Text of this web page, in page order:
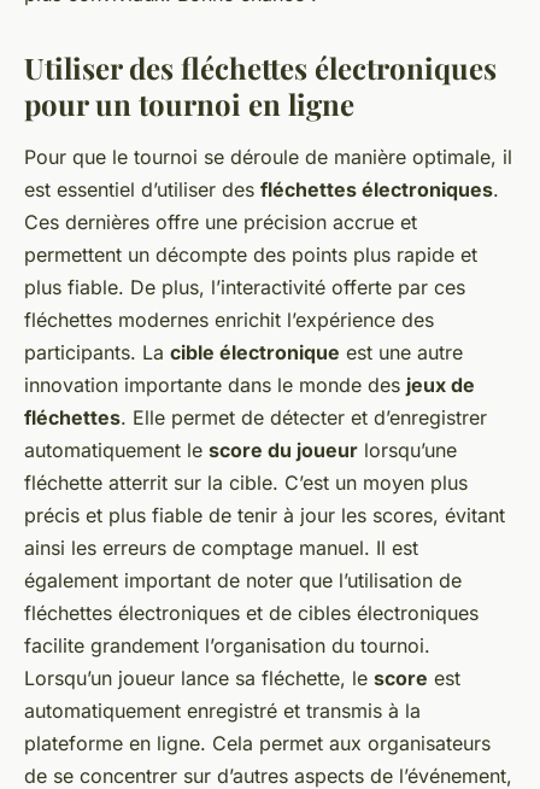
Utiliser des fléchettes électroniques
pour un tournoi en ligne
Pour que le tournoi se déroule de manière optimale, il
est essentiel d’utiliser des fléchettes électroniques.
Ces dernières offre une précision accrue et
permettent un décompte des points plus rapide et
plus fiable. De plus, l’interactivité offerte par ces
fléchettes modernes enrichit l’expérience des
participants. La cible électronique est une autre
innovation importante dans le monde des jeux de
fléchettes. Elle permet de détecter et d’enregistrer
automatiquement le score du joueur lorsqu’une
fléchette atterrit sur la cible. C’est un moyen plus
précis et plus fiable de tenir à jour les scores, évitant
ainsi les erreurs de comptage manuel. Il est
également important de noter que l’utilisation de
fléchettes électroniques et de cibles électroniques
facilite grandement l’organisation du tournoi.
Lorsqu’un joueur lance sa fléchette, le score est
automatiquement enregistré et transmis à la
plateforme en ligne. Cela permet aux organisateurs
de se concentrer sur d’autres aspects de l’événement,